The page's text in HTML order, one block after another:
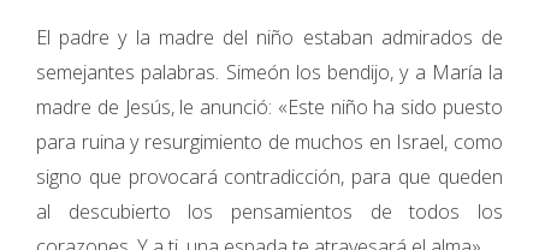
El padre y la madre del niño estaban admirados de
semejantes palabras. Simeón los bendijo, y a María la
madre de Jesús, le anunció: «Este niño ha sido puesto
para ruina y resurgimiento de muchos en Israel, como
signo que provocará contradicción, para que queden
al descubierto los pensamientos de todos los